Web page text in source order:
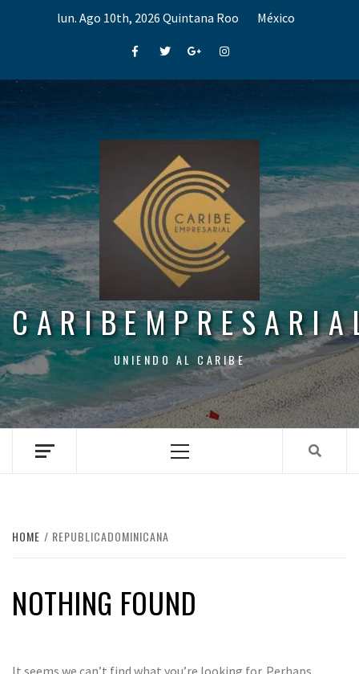
lun. Ago 10th, 2026 Quintana Roo México
FacebookTwitterGoogle+Instagram
UNIENDO AL CARIBE
Menu
HOME REPUBLICADOMINICANA
NOTHING FOUND
It seems we can’t find what you’re looking for. Perhaps